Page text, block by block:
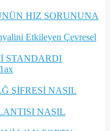
HIZ SORUNUNA
Etkileyen Çevresel
STANDARDI
ŞİFRESİ NASIL
NASIL